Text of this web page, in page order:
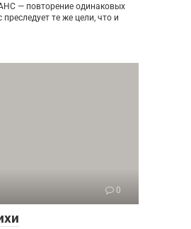
— повторение одинаковых
те же цели, что и
0